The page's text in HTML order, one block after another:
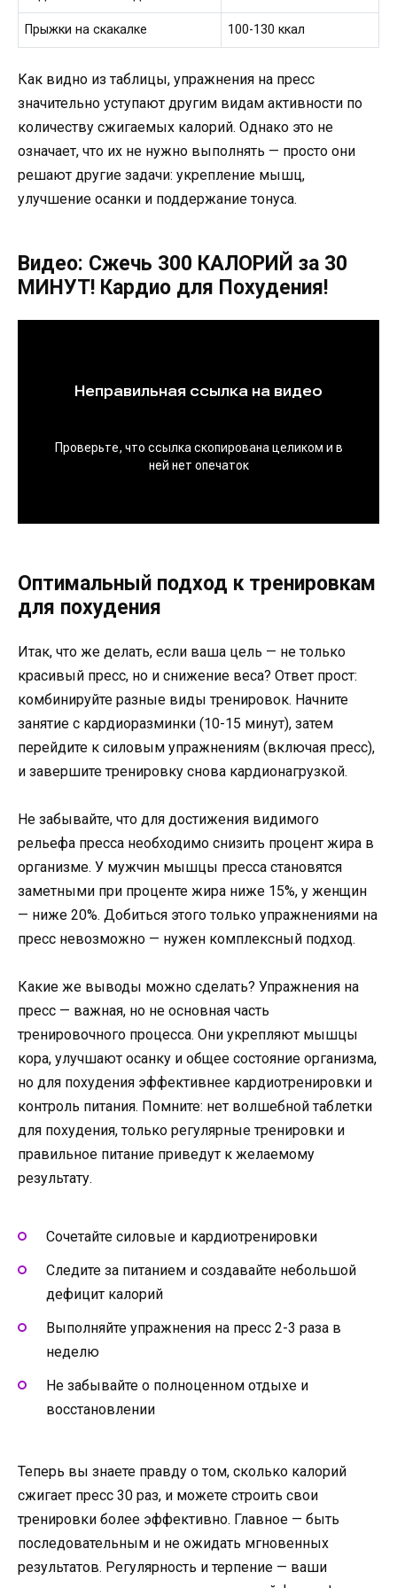
Прыжки на скакалке 100-130 ккал
Как видно из таблицы, упражнения на пресс
значительно уступают другим видам активности по
количеству сжигаемых калорий. Однако это не
означает, что их не нужно выполнять — просто они
решают другие задачи: укрепление мышц,
улучшение осанки и поддержание тонуса.
Видео: Сжечь 300 КАЛОРИЙ за 30
МИНУТ! Кардио для Похудения!
Оптимальный подход к тренировкам
для похудения
Итак, что же делать, если ваша цель — не только
красивый пресс, но и снижение веса? Ответ прост:
комбинируйте разные виды тренировок. Начните
занятие с кардиоразминки (10-15 минут), затем
перейдите к силовым упражнениям (включая пресс),
и завершите тренировку снова кардионагрузкой.
Не забывайте, что для достижения видимого
рельефа пресса необходимо снизить процент жира в
организме. У мужчин мышцы пресса становятся
заметными при проценте жира ниже 15%, у женщин
— ниже 20%. Добиться этого только упражнениями на
пресс невозможно — нужен комплексный подход.
Какие же выводы можно сделать? Упражнения на
пресс — важная, но не основная часть
тренировочного процесса. Они укрепляют мышцы
кора, улучшают осанку и общее состояние организма,
но для похудения эффективнее кардиотренировки и
контроль питания. Помните: нет волшебной таблетки
для похудения, только регулярные тренировки и
правильное питание приведут к желаемому
результату.
Сочетайте силовые и кардиотренировки
Следите за питанием и создавайте небольшой
дефицит калорий
Выполняйте упражнения на пресс 2-3 раза в
неделю
Не забывайте о полноценном отдыхе и
восстановлении
Теперь вы знаете правду о том, сколько калорий
сжигает пресс 30 раз, и можете строить свои
тренировки более эффективно. Главное — быть
последовательным и не ожидать мгновенных
результатов. Регулярность и терпение — ваши